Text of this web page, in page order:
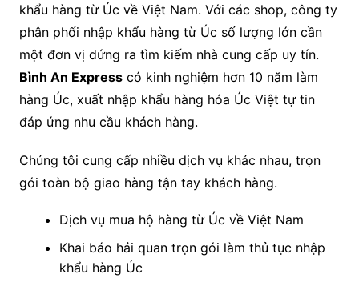
khẩu hàng từ Úc về Việt Nam. Với các shop, công ty
phân phối nhập khẩu hàng từ Úc số lượng lớn cần
một đơn vị dứng ra tìm kiếm nhà cung cấp uy tín.
Bình An Expresscó kinh nghiệm hơn 10 năm làm
hàng Úc, xuất nhập khẩu hàng hóa Úc Việt tự tin
đáp ứng nhu cầu khách hàng.
Chúng tôi cung cấp nhiều dịch vụ khác nhau, trọn
gói toàn bộ giao hàng tận tay khách hàng.
Dịch vụ mua hộ hàng từ Úc về Việt Nam
Khai báo hải quan trọn gói làm thủ tục nhập
khẩu hàng Úc